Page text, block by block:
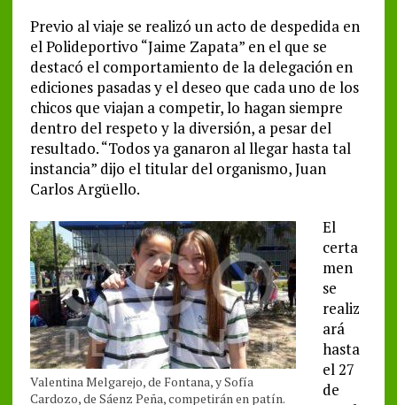
Previo al viaje se realizó un acto de despedida en
el Polideportivo “Jaime Zapata” en el que se
destacó el comportamiento de la delegación en
ediciones pasadas y el deseo que cada uno de los
chicos que viajan a competir, lo hagan siempre
dentro del respeto y la diversión, a pesar del
resultado. “Todos ya ganaron al llegar hasta tal
instancia” dijo el titular del organismo, Juan
Carlos Argüello.
Valentina Melgarejo, de Fontana, y Sofía
Cardozo, de Sáenz Peña, competirán en patín.
El
certa
men
se
realiz
ará
hasta
el 27
de